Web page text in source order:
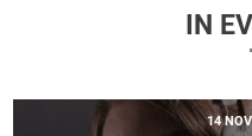
IN
14